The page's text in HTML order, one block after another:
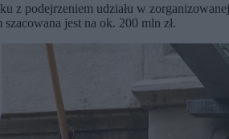
podejrzeniem udziału w
jest na ok. 200 mln zł.